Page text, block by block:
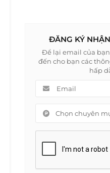
ĐĂNG KÝ
Để lại email của
đến cho bạn các
hấp
Chọn chuyên